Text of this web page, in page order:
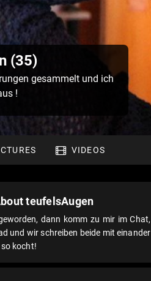
(35)
gesammelt und ich
!
VIDEOS
teufelsAugen
dann komm zu mir im Chat,
und wir schreiben beide mit einander
kocht!